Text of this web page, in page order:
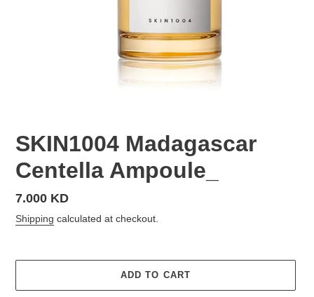
SKIN1004 Madagascar
Centella Ampoule_
Regular
price
7.000 KD
Shipping calculated at checkout.
ADD TO CART